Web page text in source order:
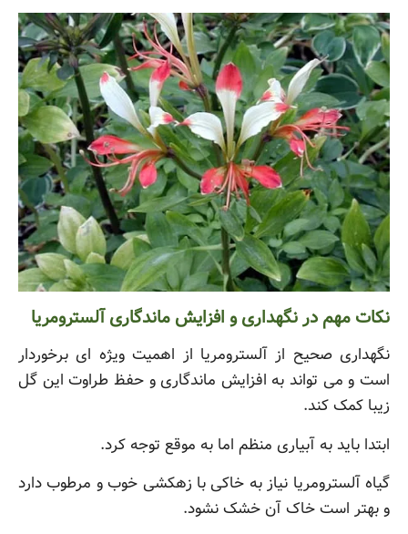
نکات مهم در نگهداری و افزایش ماندگاری آلسترومریا
نگهداری صحیح از آلسترومریا از اهمیت ویژه ای برخوردار
است و می تواند به افزایش ماندگاری و حفظ طراوت این گل
زیبا کمک کند.
ابتدا باید به آبیاری منظم اما به موقع توجه کرد.
گیاه آلسترومریا نیاز به خاکی با زهکشی خوب و مرطوب دارد
و بهتر است خاک آن خشک نشود.